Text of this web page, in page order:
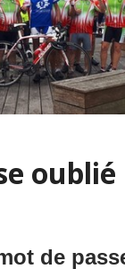
oublié
de